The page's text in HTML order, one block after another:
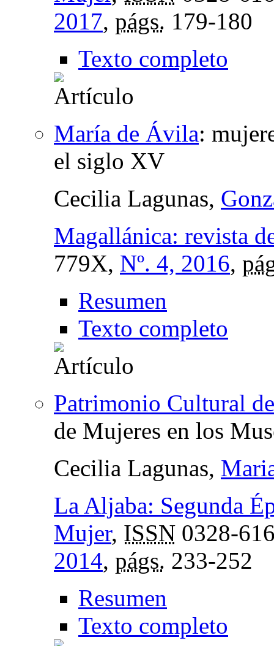
2017, págs. 179-180
Texto completo
María de Ávila:
el siglo XV
Cecilia Lagunas,
Magallánica: revista
779X, Nº. 4, 2016,
Resumen
Texto completo
Patrimonio Cultural
de Mujeres en los
Cecilia Lagunas,
La Aljaba: Segunda
Mujer, ISSN 0328-
2014, págs. 233-252
Resumen
Texto completo